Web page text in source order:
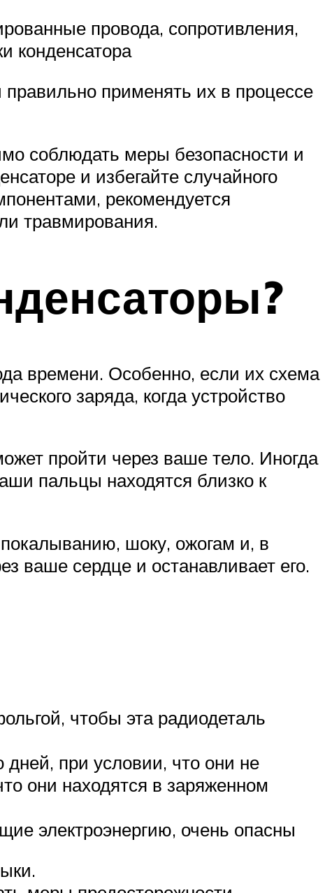
провода, сопротивления,
конденсатора
применять их в процессе
соблюдать меры безопасности и
и избегайте случайного
рекомендуется
травмирования.
времени. Особенно, если их схема
заряда, когда устройство
пройти через ваше тело. Иногда
пальцы находятся близко к
покалыванию, шоку, ожогам и, в
ваше сердце и останавливает его.
чтобы эта радиодеталь
дней, при условии, что они не
они находятся в заряженном
электроэнергию, очень опасны